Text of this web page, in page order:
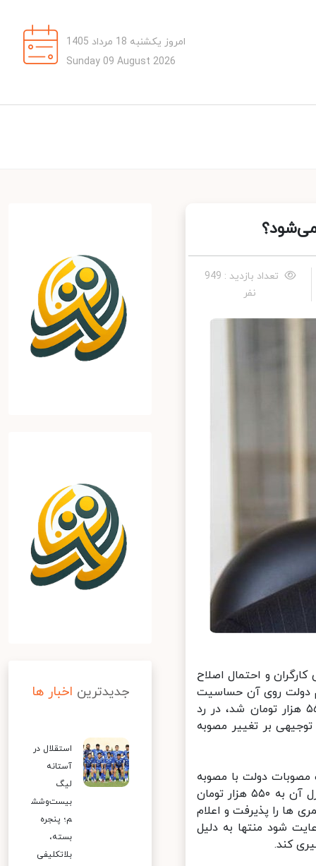
امروز یکشنبه 18 مرداد 1405
Sunday 09 August 2026
تعداد بازدید : 949
نفر
مصوبه حق مسکن ۶۵۰ هزار تومانی کارگران و احتمال اصلاح
دولت روی آن حساسیت
نداشت اما اعتقاد من این است که ۱۰۰ هزار تومانی که کاهش داده و ۵۵۰ هزار تومان شد، در رد
بر تغییر مصوبه
دولت با مصوبه
حق مسکن شورای عالی کار اعلام کرد، بحث تغییر حق مسکن کارگران یا تنزل آن به ۵۵۰ هزار تومان
را پذیرفت و اعلام
۶۵۰ هزار تومان باید رعایت شود منتها به دلیل
کند.
جدیدترین اخبار ها
استقلال در
آستانه
لیگ
بیست‌وشش
م؛ پنجره
بسته،
بلاتکلیفی